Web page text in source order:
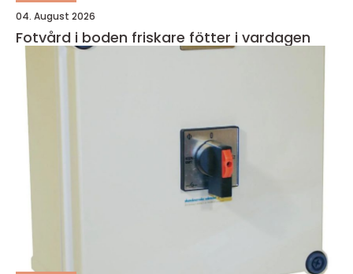
04. August 2026
Fotvård i boden friskare fötter i vardagen